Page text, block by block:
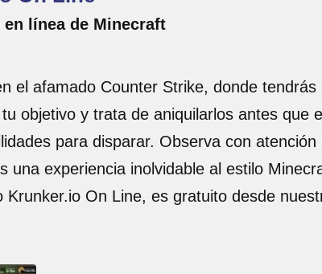
en línea de Minecraft
el afamado Counter Strike, donde
objetivo y trata de aniquilarlos antes
para disparar. Observa con
una experiencia inolvidable al estilo
Krunker.io On Line, es gratuito desde